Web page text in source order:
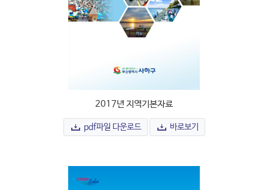
2017년 지역기본자료
pdf파일 다운로드 바로보기